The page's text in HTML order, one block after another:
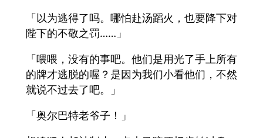
「以为逃得了吗。哪怕赴汤蹈火，也要降下对
陛下的不敬之罚……」
「喂喂，没有的事吧。他们是用光了手上所有
的牌才逃脱的喔？是因为我们小看他们，不然
就说不过去了吧。」
「奥尔巴特老爷子！」